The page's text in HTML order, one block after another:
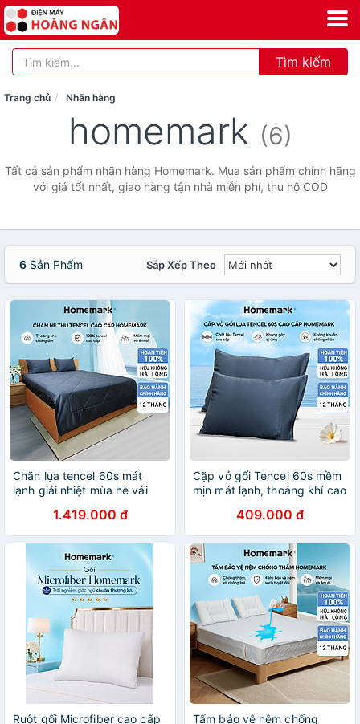
Tìm kiếm
Trang chủ Nhãn hàng
homemark (6)
Tất cả sản phẩm nhãn hàng Homemark. Mua sản phẩm chính hãng
với giá tốt nhất, giao hàng tận nhà miễn phí, thu hộ COD
6 Sản Phẩm Sắp Xếp Theo
Chăn lụa tencel 60s mát
lạnh giải nhiệt mùa hè vải
Homemark1.419.000 đ
Cặp vỏ gối Tencel 60s mềm
mịn mát lạnh, thoáng khí cao
409.000 đ
Ruột gối Microfiber cao cấp
Tấm bảo vệ nệm chống